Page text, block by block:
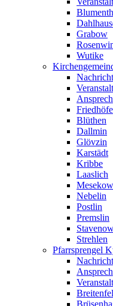
Grabow
Wutike
Friedhöfe
Blüthen
Dallmin
Glövzin
Karstädt
Kribbe
Laaslich
Mesekow
Nebelin
Postlin
Premslin
Strehlen
Pfarrsprengel